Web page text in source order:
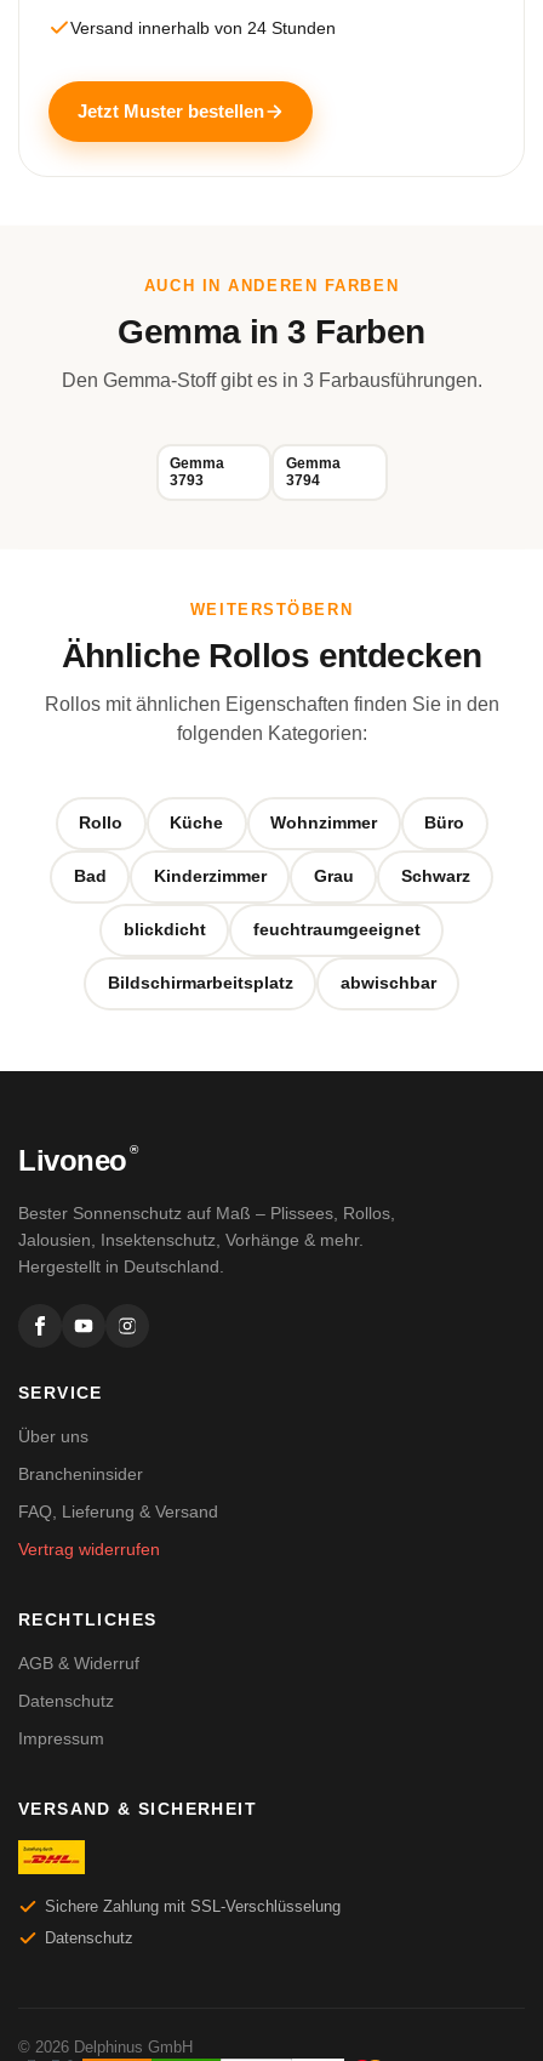
Versand innerhalb von 24 Stunden
Jetzt Muster bestellen
AUCH IN ANDEREN FARBEN
Gemma in 3 Farben
Den Gemma-Stoff gibt es in 3 Farbausführungen.
Gemma
3793
Gemma
3794
WEITERSTÖBERN
Ähnliche Rollos entdecken
Rollos mit ähnlichen Eigenschaften finden Sie in den
folgenden Kategorien:
Rollo Küche Wohnzimmer Büro
Bad Kinderzimmer Grau Schwarz
blickdicht feuchtraumgeeignet
Bildschirmarbeitsplatz abwischbar
Livoneo ®
Bester Sonnenschutz auf Maß – Plissees, Rollos,
Jalousien, Insektenschutz, Vorhänge & mehr.
Hergestellt in Deutschland.
SERVICE
Über uns
Brancheninsider
FAQ, Lieferung & Versand
Vertrag widerrufen
RECHTLICHES
AGB & Widerruf
Datenschutz
Impressum
VERSAND & SICHERHEIT
Sichere Zahlung mit SSL-Verschlüsselung
Datenschutz
© 2026 Delphinus GmbH